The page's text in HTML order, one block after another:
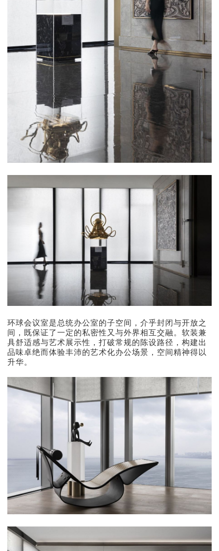
环球会议室是总统办公室的子空间，介乎封闭与开放之
间，既保证了一定的私密性又与外界相互交融。软装兼
具舒适感与艺术展示性，打破常规的陈设路径，构建出
品味卓绝而体验丰沛的艺术化办公场景，空间精神得以
升华。